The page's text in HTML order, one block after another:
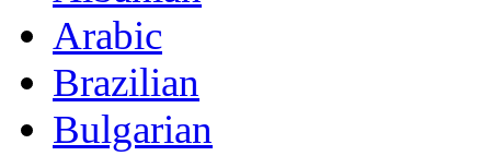
Arabic
Brazilian
Bulgarian